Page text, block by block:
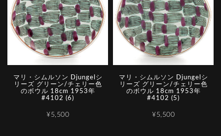
マリ・シムルソン Djungelシ
リーズ グリーン/チェリー色
のボウル 18cm 1953年
#4102 (6)
¥5,500
マリ・シムルソン Djungelシ
リーズ グリーン/チェリー色
のボウル 18cm 1953年
#4102 (5)
¥5,500